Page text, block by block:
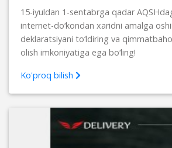
15-iyuldan 1-sentabrga qadar
internet-do‘kondan xaridni amalga
deklaratsiyani to‘ldiring va
olish imkoniyatiga ega bo‘ling!
Ko'proq bilish